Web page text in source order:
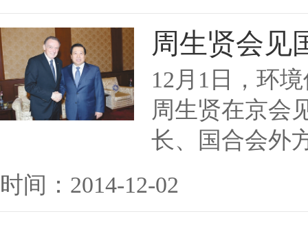
周生贤会见
12月1日，环
周生贤在京会
长、国合会外
时间：2014-12-02